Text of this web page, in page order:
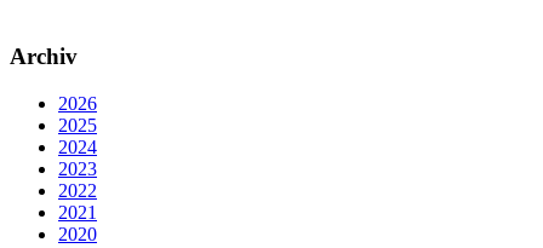
Archiv
2026
2025
2024
2023
2022
2021
2020